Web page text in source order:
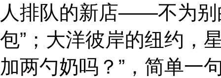
人排队的新店——不为别
包”；大洋彼岸的纽约，
加两勺奶吗？”，简单一